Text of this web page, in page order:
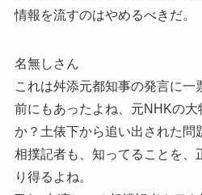
情報を流すのはやめるべきだ。
名無しさん
これは舛添元都知事の発言に一
前にもあったよね、元NHKの
か？土俵下から追い出された問
相撲記者も、知ってることを、
り得るよね。